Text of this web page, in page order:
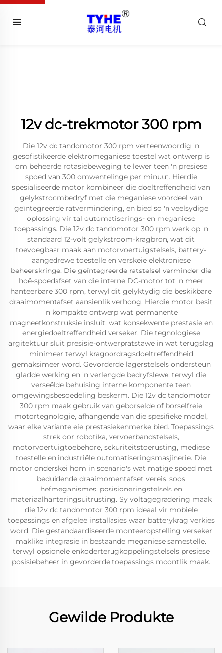
12v dc-trekmotor 300 rpm
Die 12v dc tandomotor 300 rpm verteenwoordig 'n
gesofistikeerde elektromeganiese toestel wat ontwerp is
om beheerde rotasiebeweging te lewer teen 'n presiese
spoed van 300 omwentelinge per minuut. Hierdie
spesialiseerde motor kombineer die doeltreffendheid van
gelykstroombedryf met die meganiese voordeel van
geïntegreerde ratvermindering, en bied so 'n veelsydige
oplossing vir tal outomatiserings- en meganiese
toepassings. Die 12v dc tandomotor 300 rpm werk op 'n
standaard 12-volt gelykstroom-kragbron, wat dit
toevoegbaar maak aan motorvoertuigstelsels, battery-
aangedrewe toestelle en verskeie elektroniese
beheerskringe. Die geïntegreerde ratstelsel verminder die
hoë-spoedafset van die interne DC-motor tot 'n meer
hanteerbare 300 rpm, terwyl dit gelyktydig die beskikbare
draaimomentafset aansienlik verhoog. Hierdie motor besit
'n kompakte ontwerp wat permanente
magneetkonstruksie insluit, wat konsekwente prestasie en
energiedoeltreffendheid verseker. Die tegnologiese
argitektuur sluit presisie-ontwerpratstawe in wat terugslag
minimeer terwyl kragoordragsdoeltreffendheid
gemaksimeer word. Gevorderde lagerstelsels ondersteun
gladde werking en 'n verlengde bedryfslewe, terwyl die
verseëlde behuising interne komponente teen
omgewingsbesoedeling beskerm. Die 12v dc tandomotor
300 rpm maak gebruik van geborselde of borselfreie
motortegnologie, afhangende van die spesifieke model,
waar elke variante eie prestasiekenmerke bied. Toepassings
strek oor robotika, vervoerbandstelsels,
motorvoertuigtoebehore, sekuriteitstoerusting, mediese
toestelle en industriële outomatiseringsmasjinerie. Die
motor onderskei hom in scenario's wat matige spoed met
beduidende draaimomentafset vereis, soos
hefmeganismes, posisioneringstelsels en
materiaalhanteringsuitrusting. Sy voltagegradering maak
die 12v dc tandomotor 300 rpm ideaal vir mobiele
toepassings en afgeleë installasies waar batterykrag verkies
word. Die gestandaardiseerde monteeropstelling verseker
maklike integrasie in bestaande meganiese samestelle,
terwyl opsionele enkoderterugkoppelingstelsels presiese
posisiebeheer in gevorderde toepassings moontlik maak.
Gewilde Produkte